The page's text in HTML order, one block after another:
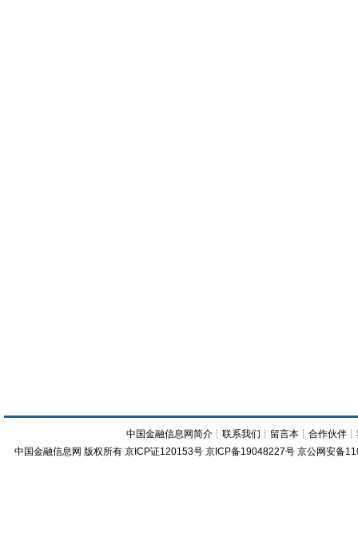
中国金融信息网简介 ┊联系我们 ┊ 留言本 ┊合作伙伴 ┊
中国金融信息网 版权所有 京ICP证120153号 京ICP备19048227号 京公网安备